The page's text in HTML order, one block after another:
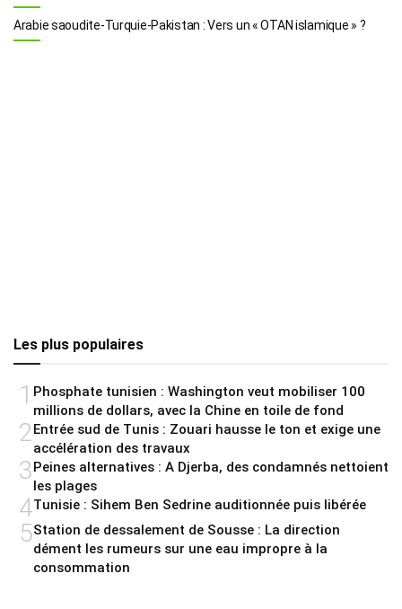
Arabie saoudite-Turquie-Pakistan : Vers un « OTAN islamique » ?
Les plus populaires
1 Phosphate tunisien : Washington veut mobiliser 100
millions de dollars, avec la Chine en toile de fond
2Entrée sud de Tunis : Zouari hausse le ton et exige une
accélération des travaux
3Peines alternatives : A Djerba, des condamnés nettoient
les plages
4Tunisie : Sihem Ben Sedrine auditionnée puis libérée
5Station de dessalement de Sousse : La direction
dément les rumeurs sur une eau impropre à la
consommation